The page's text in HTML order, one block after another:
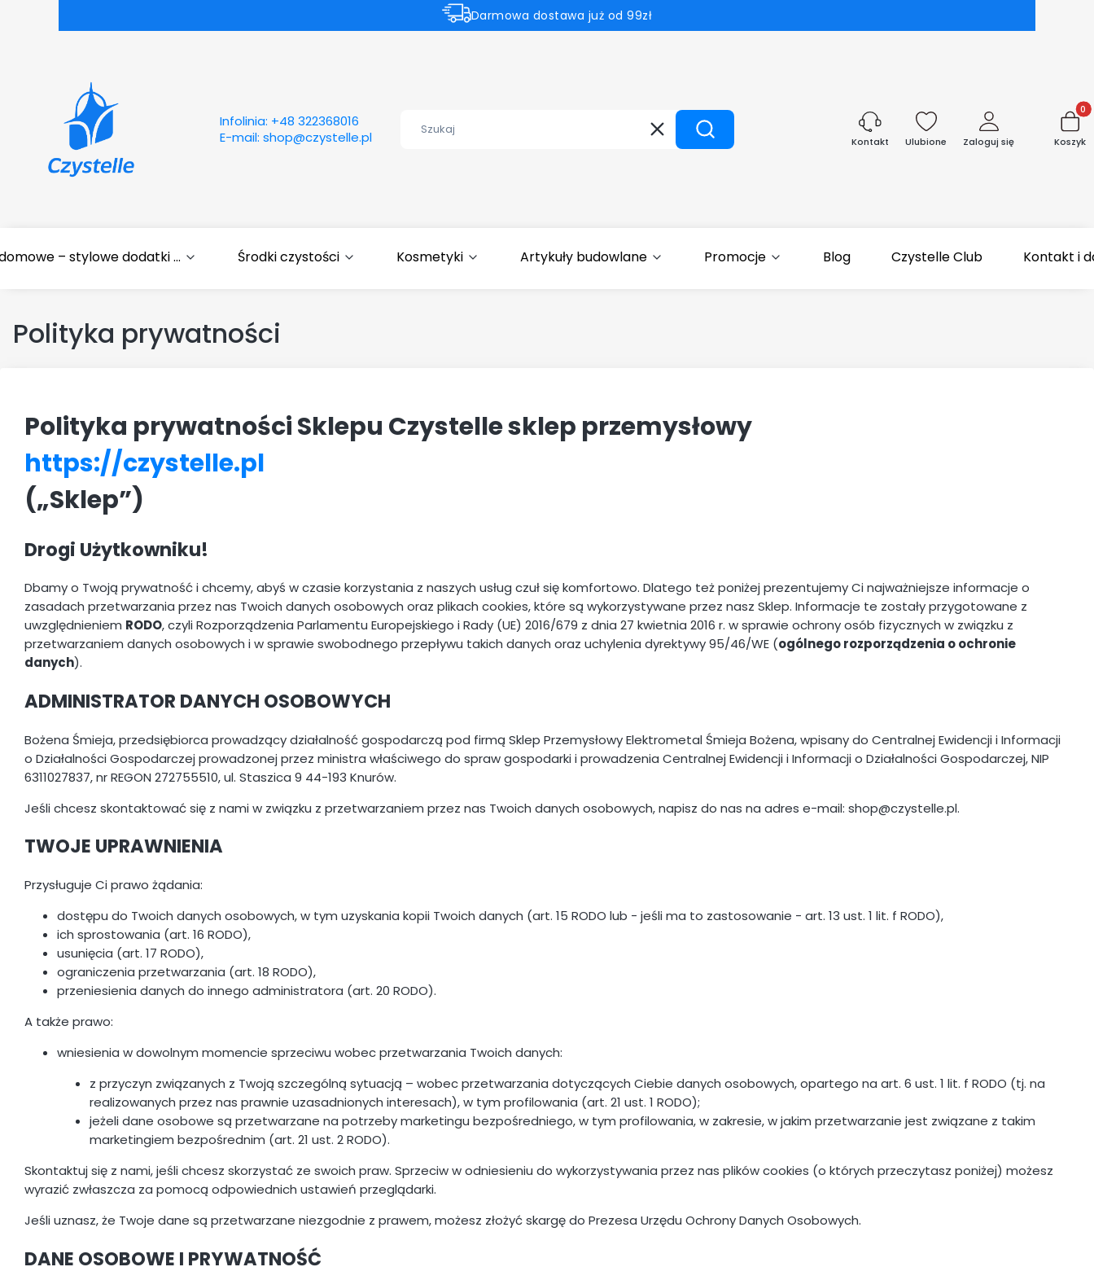
Darmowa dostawa już od 99zł
Infolinia: +48 322368016
E-mail: shop@czystelle.pl WyczyśćSzukaj Kontakt Ulubione Zaloguj się Koszyk
– stylowe dodatki ... Środki czystości Kosmetyki Artykuły budowlane Promocje Blog Czystelle Club Kontakt i
Polityka prywatności
Polityka prywatności Sklepu Czystelle sklep przemysłowy
https://czystelle.pl
(„Sklep”)
Drogi Użytkowniku!
Dbamy o Twoją prywatność i chcemy, abyś w czasie korzystania z naszych usług czuł się komfortowo. Dlatego też poniżej prezentujemy Ci najważniejsze informacje o
zasadach przetwarzania przez nas Twoich danych osobowych oraz plikach cookies, które są wykorzystywane przez nasz Sklep. Informacje te zostały przygotowane z
uwzględnieniem RODO, czyli Rozporządzenia Parlamentu Europejskiego i Rady (UE) 2016/679 z dnia 27 kwietnia 2016 r. w sprawie ochrony osób fizycznych w związku z
przetwarzaniem danych osobowych i w sprawie swobodnego przepływu takich danych oraz uchylenia dyrektywy 95/46/WE (ogólnego rozporządzenia o ochronie
danych).
ADMINISTRATOR DANYCH OSOBOWYCH
Bożena Śmieja, przedsiębiorca prowadzący działalność gospodarczą pod firmą Sklep Przemysłowy Elektrometal Śmieja Bożena, wpisany do Centralnej Ewidencji i Informacji
o Działalności Gospodarczej prowadzonej przez ministra właściwego do spraw gospodarki i prowadzenia Centralnej Ewidencji i Informacji o Działalności Gospodarczej, NIP
6311027837, nr REGON 272755510, ul. Staszica 9 44-193 Knurów.
Jeśli chcesz skontaktować się z nami w związku z przetwarzaniem przez nas Twoich danych osobowych, napisz do nas na adres e-mail: shop@czystelle.pl.
TWOJE UPRAWNIENIA
Przysługuje Ci prawo żądania:
dostępu do Twoich danych osobowych, w tym uzyskania kopii Twoich danych (art. 15 RODO lub - jeśli ma to zastosowanie - art. 13 ust. 1 lit. f RODO),
ich sprostowania (art. 16 RODO),
usunięcia (art. 17 RODO),
ograniczenia przetwarzania (art. 18 RODO),
przeniesienia danych do innego administratora (art. 20 RODO).
A także prawo:
wniesienia w dowolnym momencie sprzeciwu wobec przetwarzania Twoich danych:
z przyczyn związanych z Twoją szczególną sytuacją – wobec przetwarzania dotyczących Ciebie danych osobowych, opartego na art. 6 ust. 1 lit. f RODO (tj. na
realizowanych przez nas prawnie uzasadnionych interesach), w tym profilowania (art. 21 ust. 1 RODO);
jeżeli dane osobowe są przetwarzane na potrzeby marketingu bezpośredniego, w tym profilowania, w zakresie, w jakim przetwarzanie jest związane z takim
marketingiem bezpośrednim (art. 21 ust. 2 RODO).
Skontaktuj się z nami, jeśli chcesz skorzystać ze swoich praw. Sprzeciw w odniesieniu do wykorzystywania przez nas plików cookies (o których przeczytasz poniżej) możesz
wyrazić zwłaszcza za pomocą odpowiednich ustawień przeglądarki.
Jeśli uznasz, że Twoje dane są przetwarzane niezgodnie z prawem, możesz złożyć skargę do Prezesa Urzędu Ochrony Danych Osobowych.
DANE OSOBOWE I PRYWATNOŚĆ